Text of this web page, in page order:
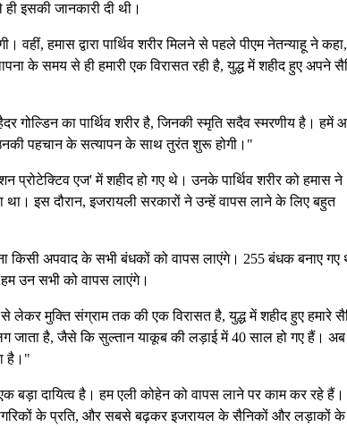
इसकी जानकारी दी थी।
वहीं, हमास द्वारा पार्थिव शरीर मिलने से पहले पीएम नेतन्याहू ने
के समय से ही हमारी एक विरासत रही है, युद्ध में शहीद हुए अपने
का पार्थिव शरीर है, जिनकी स्मृति सदैव स्मरणीय है। हमें
उनकी पहचान के सत्यापन के साथ तुरंत शुरू होगी।"
प्रोटेक्टिव एज' में शहीद हो गए थे। उनके पार्थिव शरीर को हमास ने
इस दौरान, इजरायली सरकारों ने उन्हें वापस लाने के लिए बहुत
किसी अपवाद के सभी बंधकों को वापस लाएंगे। 255 बंधक बनाए गए
उन सभी को वापस लाएंगे।
लेकर मुक्ति संग्राम तक की एक विरासत है, युद्ध में शहीद हुए हमारे
है, जैसे कि सुल्तान याकूब की लड़ाई में 40 साल हो गए हैं।
है।"
एक बड़ा दायित्व है। हम एली कोहेन को वापस लाने पर काम कर रहे
के प्रति, और सबसे बढ़कर इजरायल के सैनिकों और लड़ाकों के